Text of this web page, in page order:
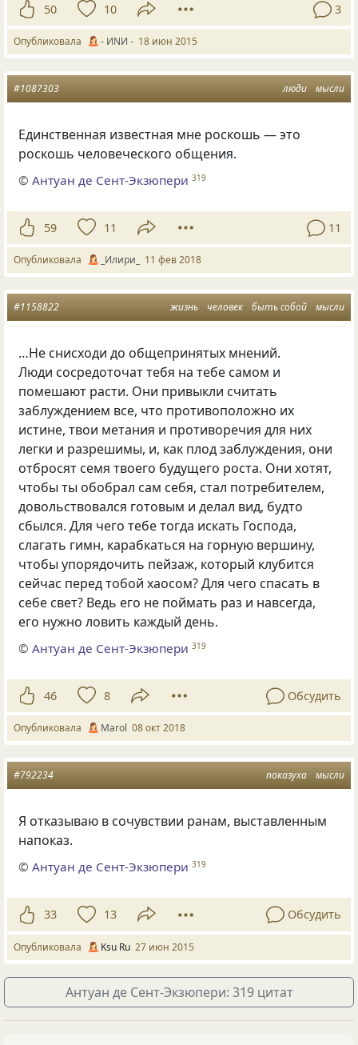
50 10 3
Опубликовала - ИNИ - 18 июн 2015
люди мысли
#1087303
Единственная известная мне роскошь — это
роскошь человеческого общения.
©Антуан де Сент-Экзюпери 319
59 11 11
Опубликовала _Илири_ 11 фев 2018
жизнь человек быть собой мысли
#1158822
…Не снисходи до общепринятых мнений.
Люди сосредоточат тебя на тебе самом и
помешают расти. Они привыкли считать
заблуждением все, что противоположно их
истине, твои метания и противоречия для них
легки и разрешимы, и, как плод заблуждения, они
отбросят семя твоего будущего роста. Они хотят,
чтобы ты обобрал сам себя, стал потребителем,
довольствовался готовым и делал вид, будто
сбылся. Для чего тебе тогда искать Господа,
слагать гимн, карабкаться на горную вершину,
чтобы упорядочить пейзаж, который клубится
сейчас перед тобой хаосом? Для чего спасать в
себе свет? Ведь его не поймать раз и навсегда,
его нужно ловить каждый день.
©Антуан де Сент-Экзюпери 319
46 8 Обсудить
Опубликовала Маrol 08 окт 2018
показуха мысли
#792234
Я отказываю в сочувствии ранам, выставленным
напоказ.
©Антуан де Сент-Экзюпери 319
33 13 Обсудить
Опубликовала Ksu Ru 27 июн 2015
Антуан де Сент-Экзюпери: 319 цитат